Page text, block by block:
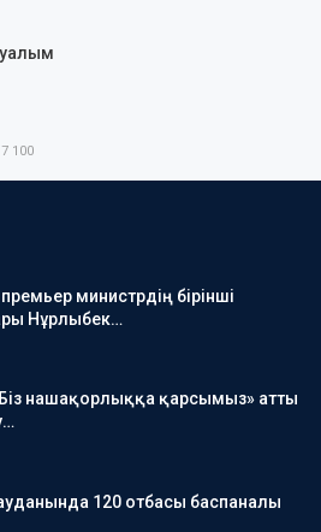
100
министрдің бірінші
Нұрлыбек…
нашақорлыққа қарсымыз» атты
120 отбасы баспаналы